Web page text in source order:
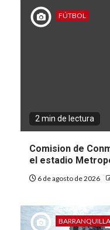
FÚTBOL
2 min de lectura
Comision de
el estadio
6 de agosto de 2026
BARRANQUILLA